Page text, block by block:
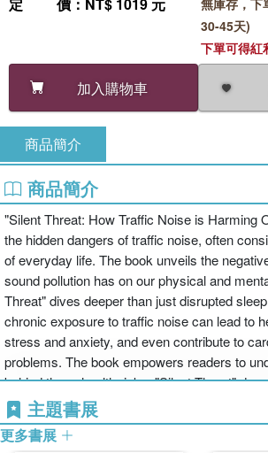
加入購物車
無庫存，下
30-45天)
下單可得紅
商品簡介
商品簡介
"Silent Threat: How Traffic Noise is Harming
the hidden dangers of traffic noise, often
of everyday life. The book unveils the
sound pollution has on our physical and
Threat" dives deeper than just disrupted
chronic exposure to traffic noise can lead to
stress and anxiety, and even contribute to
problems. The book empowers readers to
behind these health risks. "Silent Threat"
problem; it offers solutions. Explore practical
noise exposure, advocating for quieter
your health from the silent threat of traffic noise.
主題書展
更多書展